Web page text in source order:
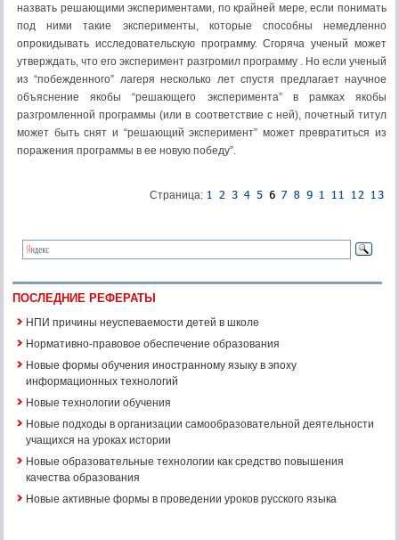
назвать решающими экспериментами, по крайней мере, если понимать
под ними такие эксперименты, которые способны немедленно
опрокидывать исследовательскую программу. Сгоряча ученый может
утверждать, что его эксперимент разгромил программу . Но если ученый
из “побежденного” лагеря несколько лет спустя предлагает научное
объяснение якобы “решающего эксперимента” в рамках якобы
разгромленной программы (или в соответствие с ней), почетный титул
может быть снят и “решающий эксперимент” может превратиться из
поражения программы в ее новую победу”.
Страница:
ПОСЛЕДНИЕ РЕФЕРАТЫ
НПИ причины неуспеваемости детей в школе
Нормативно-правовое обеспечение образования
Новые формы обучения иностранному языку в эпоху
информационных технологий
Новые технологии обучения
Новые подходы в организации самообразовательной деятельности
учащихся на уроках истории
Новые образовательные технологии как средство повышения
качества образования
Новые активные формы в проведении уроков русского языка